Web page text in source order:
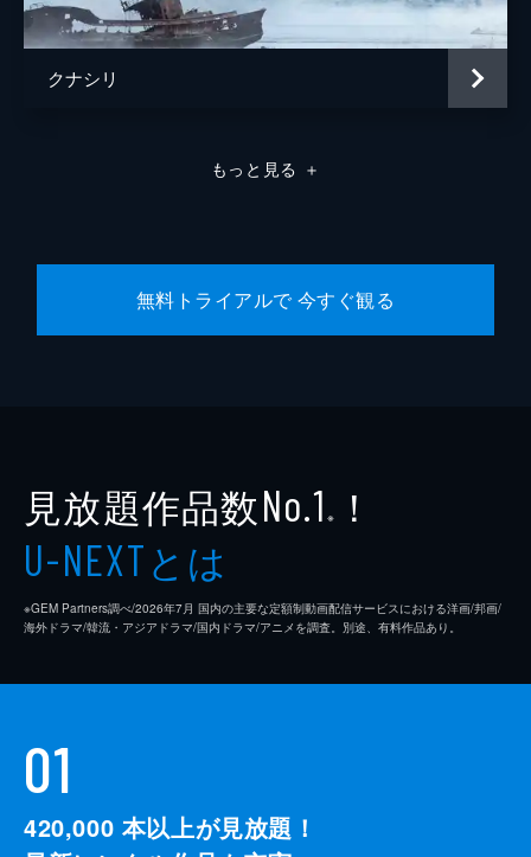
クナシリ
もっと見る ＋
無料トライアルで 今すぐ観る
見放題作品数No.1 ※ ！
U-NEXTとは
※GEM Partners調べ/2026年7⽉ 国内の主要な定額制動画配信サービスにおける洋画/邦画/
海外ドラマ/韓流・アジアドラマ/国内ドラマ/アニメを調査。別途、有料作品あり。
01
420,000 本以上が見放題！